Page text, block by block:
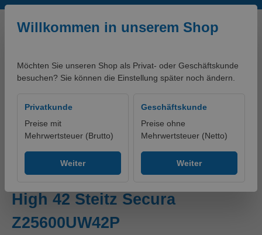
Zum Hauptinhalt springen
Willkommen in unserem Shop
Möchten Sie unseren Shop als Privat- oder Geschäftskunde
besuchen? Sie können die Einstellung später noch ändern.
Privatkunde
Preise mit
Mehrwertsteuer (Brutto)
Weiter
Geschäftskunde
Preise ohne
Mehrwertsteuer (Netto)
Weiter
Einlage ORTHO-SOFT ESD
High 42 Steitz Secura
Z25600UW42P